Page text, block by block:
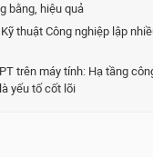
bằng, hiệu quả
thuật Công nghiệp lập
trên máy tính: Hạ tầng
yếu tố cốt lõi